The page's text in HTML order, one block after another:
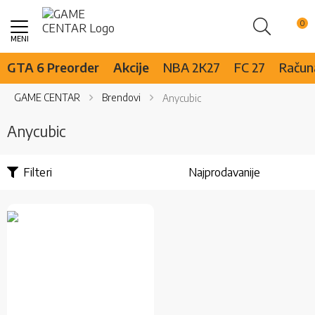
Pretraži
Skip
Content
GTA 6 Preorder Akcije NBA 2K27 FC 27
GAME CENTAR Brendovi Anycubic
Anycubic
Filteri